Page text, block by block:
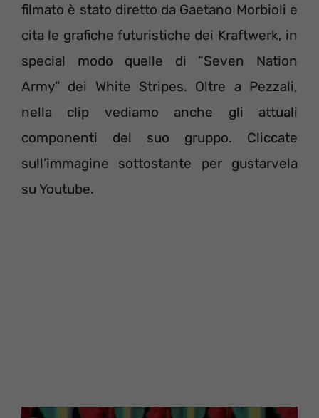
filmato è stato diretto da Gaetano Morbioli e
cita le grafiche futuristiche dei Kraftwerk, in
special modo quelle di “Seven Nation
Army” dei White Stripes. Oltre a Pezzali,
nella clip vediamo anche gli attuali
componenti del suo gruppo. Cliccate
sull’immagine sottostante per gustarvela
su Youtube.